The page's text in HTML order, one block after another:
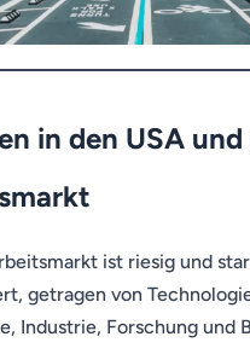
in den USA und
ist riesig und
getragen von
Industrie, Forschung und